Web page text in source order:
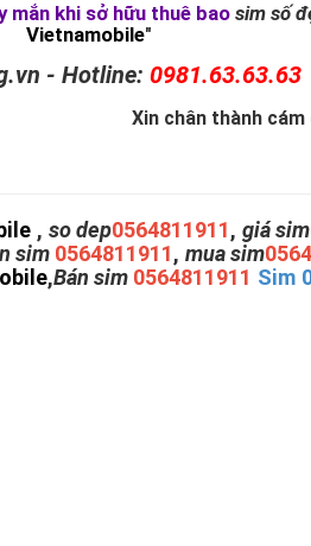
mắn khi sở hữu thuê baosim số
Vietnamobile"
- Hotline: 0981.63.63.63
Xin chân thành cám
, so dep0564811911, giá sim
sim 0564811911,mua sim
,Bán sim 0564811911 Sim